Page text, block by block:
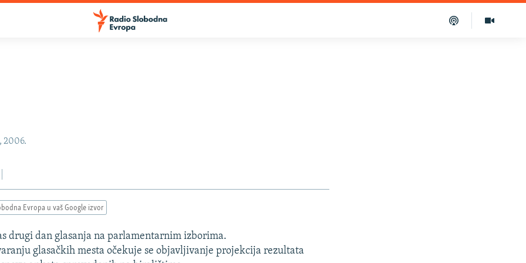
2006.
Evropa u vaš Google izvor
drugi dan glasanja na parlamentarnim izborima.
glasačkih mesta očekuje se objavljivanje projekcija rezultata